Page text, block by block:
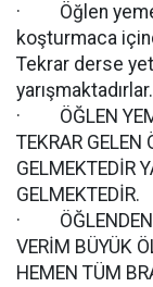
· Öğlen
koşturmaca
Tekrar derse
yarışmaktadırlar.
· ÖĞLEN
TEKRAR GELEN
GELMEKTEDİR
GELMEKTEDİR.
· ÖĞLENDEN
VERİM BÜYÜK
HEMEN TÜM